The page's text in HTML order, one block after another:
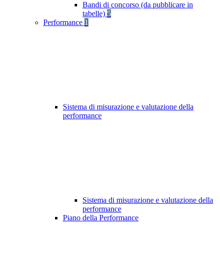
Bandi di concorso (da pubblicare in
tabelle) 5
Performance 1
Sistema di misurazione e valutazione della
performance
Sistema di misurazione e valutazione della
performance
Piano della Performance